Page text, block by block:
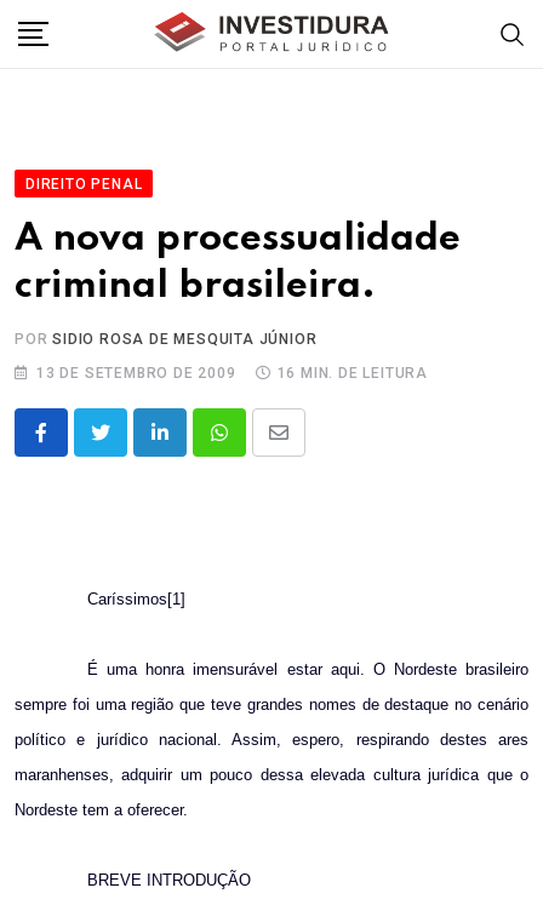
DIREITO PENAL
A nova processualidade
criminal brasileira.
PORSIDIO ROSA DE MESQUITA JÚNIOR
13 DE SETEMBRO DE 2009
16 MIN. DE LEITURA
LinkedInWhatsappShare
Caríssimos[1]
É uma honra imensurável estar aqui. O Nordeste brasileiro
sempre foi uma região que teve grandes nomes de destaque no cenário
político e jurídico nacional. Assim, espero, respirando destes ares
maranhenses, adquirir um pouco dessa elevada cultura jurídica que o
Nordeste tem a oferecer.
BREVE INTRODUÇÃO